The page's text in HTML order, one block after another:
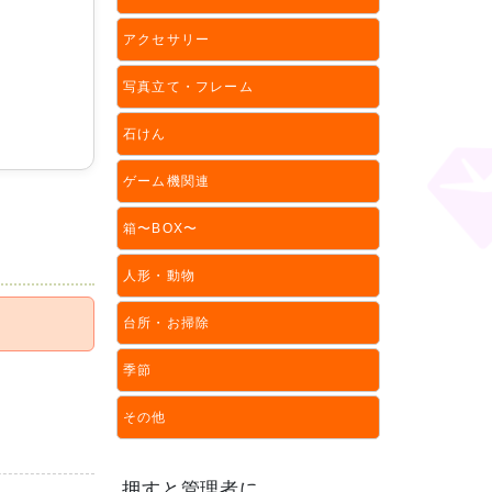
アクセサリー
写真立て・フレーム
石けん
ゲーム機関連
箱〜BOX〜
人形・動物
台所・お掃除
季節
その他